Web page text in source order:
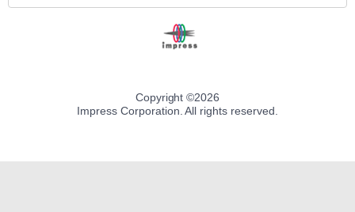
Copyright ©2026
Impress Corporation. All rights reserved.